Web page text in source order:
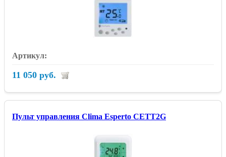
11 050 руб.
Пульт управления Clima Esperto CETT2G